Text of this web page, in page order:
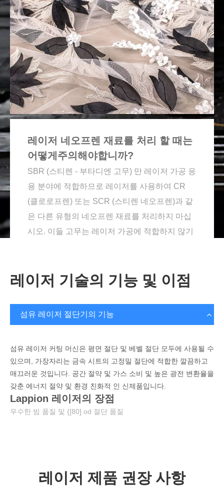
레이저 네오프렌 재료를 처리 할 때는
어떻게주의해야합니까?
SBR (스티렌 - 부타디엔 고무) 만 레이저 가공 응
용 분야에 적합하므로 레이저를 사용하여 CR
(클로로프렌) 또는 SCR (스티렌 네오프렌)과 같
은 다른 유형의 네오프렌 재료를 처리하지 마십
시오. 이들 고무는 레이저 가공에 적합하지 않기
레이저 기술의 기능 및 이점
섬유 레이저 절단기의 기능
섬유 레이저 커팅 머신은 평면 절단 및 베벨 절단 모두에 사용될 수
있으며, 가장자리는 금속 시트의 고정밀 절단에 적합한 깔끔하고
매끄러운 것입니다. 공간 절약 및 가스 소비 및 높은 광전 변환율을
갖춘 에너지 절약 및 환경 친화적 인 신제품입니다.
Lappion 레이저의 장점
우수한 빔 품질 및 {[80] od 절단 품질
닫힌 디자인, 안전 및 오염 무료
빠른 절삭 속도와 높은 생산 효율성
레이저 제품 권장 사항